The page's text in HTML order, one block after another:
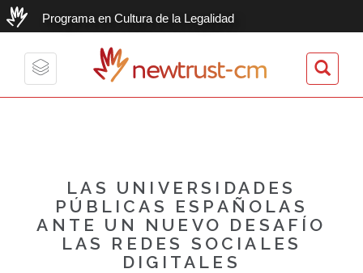
Programa en Cultura de la Legalidad
Toggle
newtrust-cm
LAS UNIVERSIDADES
PÚBLICAS ESPAÑOLAS
ANTE UN NUEVO DESAFÍO
LAS REDES SOCIALES
DIGITALES